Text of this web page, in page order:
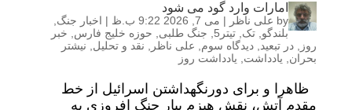
امارات وارد گود می شود
by علی ناظر | می 7, 2026 9:22 ب.ظ | اخبار جنگ
بلندگو تک تیتر5 جنگ طلبی حوزه خلیج فارس
خبر
روز
در تبعید دیدگاه سوم علی ناظر نقد و تحلیل
نیشتر
بحران
یادداشت یادداشت روز
ظاهرا و برای دورنگهداشتن اسرائیل از خط
مقدم آتش، نقش هیزم بیار جنگ افروزی به